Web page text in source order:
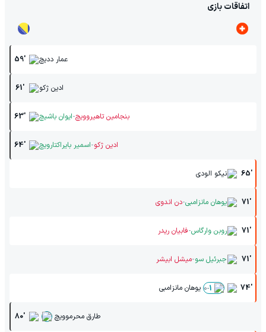
اتفاقات بازی
59' عمار ددیچ
61' ادین ژکو
63' ایوان باشیچ-بنجامین تاهیروویچ
64' اسمیر بایراکتارویچ-ادین ژکو
65' نیکو الودی
71' یوهان مانزامبی-دن اندوی
71' روبن وارگاس-فابیان ریدر
71' جبرئیل سو-میشل ابیشر
74'
1
-
0 یوهان مانزامبی
80' طارق محرموویچ